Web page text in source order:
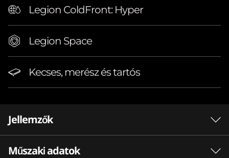
o
p
Legion ColdFront: Hyper
Legion Space
Kecses, merész és tartós
Jellemzők
Műszaki adatok